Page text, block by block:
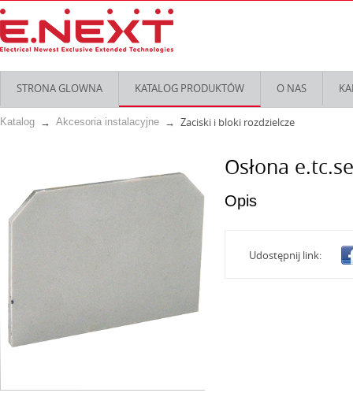
STRONA GLOWNA KATALOG PRODUKTÓW O NAS
Katalog Akcesoria instalacyjne Zaciski i bloki rozdzielcze
Osłona
Opis
Udostępnij link: